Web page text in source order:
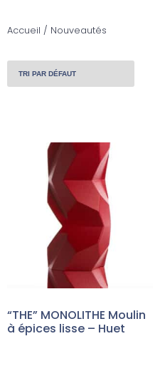
Accueil / Nouveautés
“THE” MONOLITHE Moulin
à épices lisse – Huet